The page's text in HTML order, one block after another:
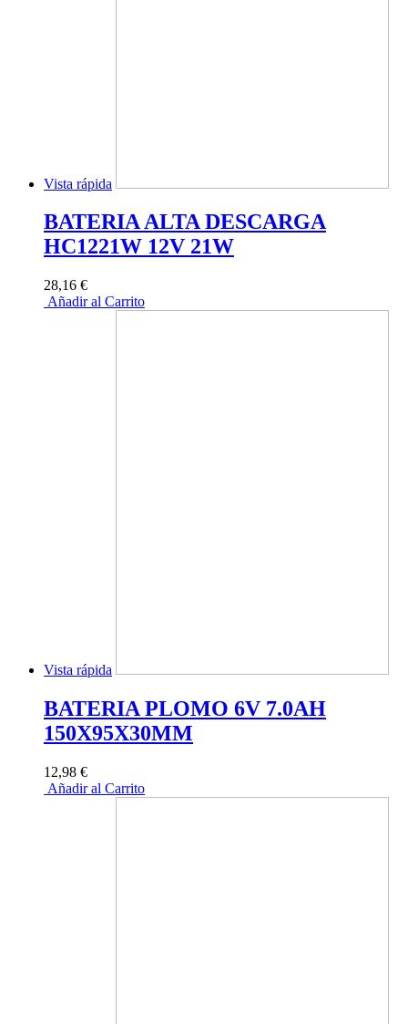
Vista rápida
BATERIA ALTA DESCARGA
HC1221W 12V 21W
28,16 €
Añadir al Carrito
Vista rápida
BATERIA PLOMO 6V 7.0AH
150X95X30MM
12,98 €
Añadir al Carrito